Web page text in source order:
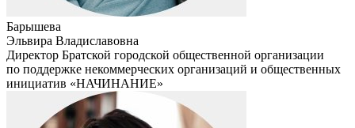
Барышева
Эльвира Владиславовна
Директор Братской городской общественной организации
по поддержке некоммерческих организаций и общественных
инициатив «НАЧИНАНИЕ»